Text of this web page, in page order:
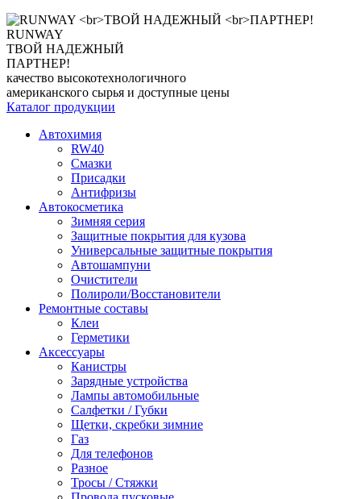
RUNWAY
ТВОЙ НАДЕЖНЫЙ
ПАРТНЕР!
качество высокотехнологичного
американского сырья и доступные цены
Каталог продукции
Автохимия
RW40
Смазки
Присадки
Антифризы
Автокосметика
Зимняя серия
Защитные покрытия для кузова
Универсальные защитные покрытия
Автошампуни
Очистители
Полироли/Восстановители
Ремонтные составы
Клеи
Герметики
Аксессуары
Канистры
Зарядные устройства
Лампы автомобильные
Салфетки / Губки
Щетки, скребки зимние
Газ
Для телефонов
Разное
Тросы / Стяжки